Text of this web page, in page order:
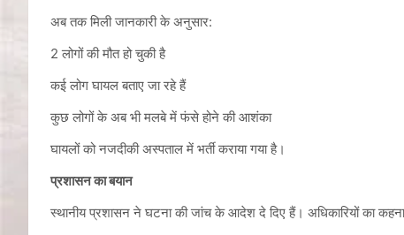
अब तक मिली जानकारी के अनुसार:
2 लोगों की मौत हो चुकी है
कई लोग घायल बताए जा रहे हैं
कुछ लोगों के अब भी मलबे में फंसे होने की आशंका
घायलों को नजदीकी अस्पताल में भर्ती कराया गया है।
प्रशासन का बयान
स्थानीय प्रशासन ने घटना की जांच के आदेश दे दिए हैं। अधिकारियों का कहना